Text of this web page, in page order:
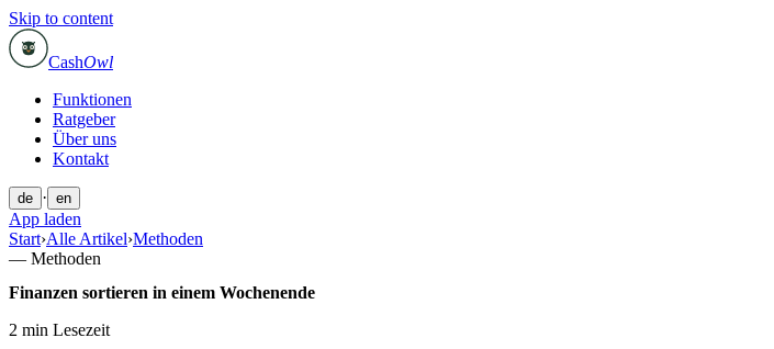
Skip to content
CashOwl
Funktionen
Ratgeber
Über uns
Kontakt
de · en
App laden
Start›Alle Artikel›Methoden
— Methoden
Finanzen sortieren in einem Wochenende
2 min Lesezeit